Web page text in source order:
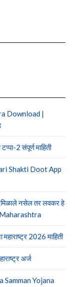
Download |
2 संपूर्ण माहिती
Shakti Doot App
मिळाले नसेल तर लवकर हे
Maharashtra
2026 माहिती
अर्ज
Samman Yojana